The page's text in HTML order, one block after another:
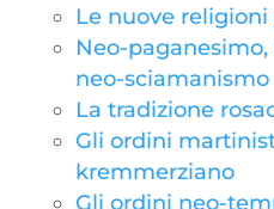
Le nuove
Neo-
neo-sciamanismo
La tradizione
Gli ordini
kremmerziano
Gli ordini neo-